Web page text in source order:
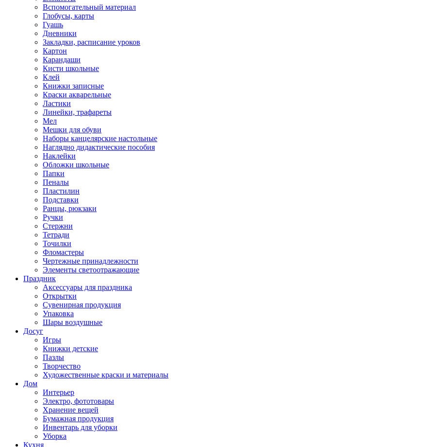
Вспомогательный материал
Глобусы, карты
Гуашь
Дневники
Закладки, расписание уроков
Картон
Карандаши
Кисти школьные
Клей
Книжки записные
Краски акварельные
Ластики
Линейки, трафареты
Мел
Мешки для обуви
Наборы канцелярские настольные
Наглядно дидактические пособия
Наклейки
Обложки школьные
Папки
Пеналы
Пластилин
Подставки
Ранцы, рюкзаки
Ручки
Стержни
Тетради
Точилки
Фломастеры
Чертежные принадлежности
Элементы светоотражающие
Праздник
Аксессуары для праздника
Открытки
Сувенирная продукция
Упаковка
Шары воздушные
Досуг
Игры
Книжки детские
Пазлы
Творчество
Художественные краски и материалы
Дом
Интерьер
Электро, фототовары
Хранение вещей
Бумажная продукция
Инвентарь для уборки
Уборка
Кухня